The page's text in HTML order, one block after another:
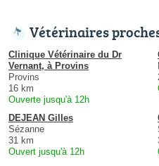
Vétérinaires
Clinique Vétérinaire du Dr
Vernant, à Provins
Provins
16 km
Ouverte jusqu'à 12h
DEJEAN Gilles
Sézanne
31 km
Ouvert jusqu'à 12h